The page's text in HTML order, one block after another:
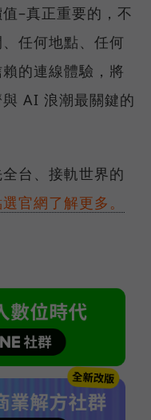
–真正重要的，不
任何地點、任何
的連線體驗，將
AI 浪潮最關鍵的
台、接軌世界的
官網了解更多。